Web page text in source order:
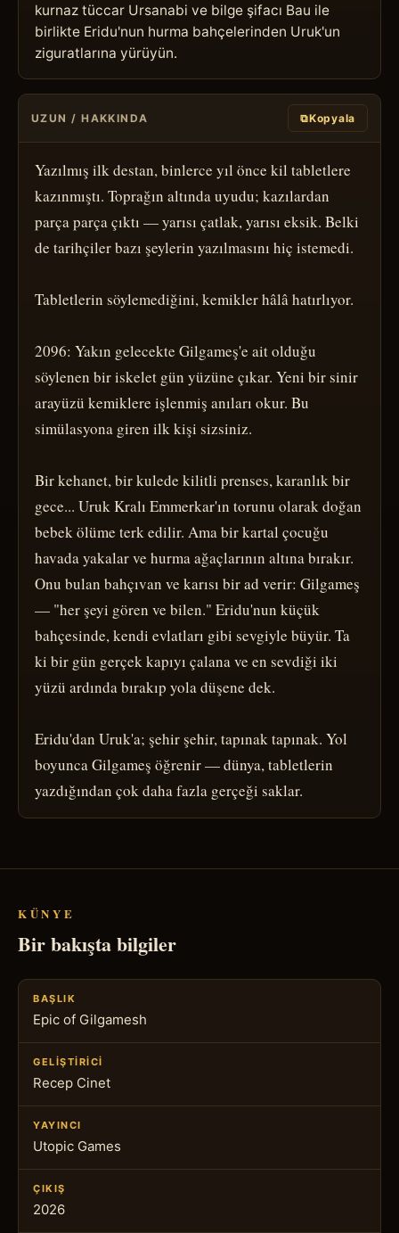
kurnaz tüccar Ursanabi ve bilge şifacı Bau ile
birlikte Eridu'nun hurma bahçelerinden Uruk'un
ziguratlarına yürüyün.
UZUN / HAKKINDA ⧉Kopyala
Yazılmış ilk destan, binlerce yıl önce kil tabletlere
kazınmıştı. Toprağın altında uyudu; kazılardan
parça parça çıktı — yarısı çatlak, yarısı eksik. Belki
de tarihçiler bazı şeylerin yazılmasını hiç istemedi.
Tabletlerin söylemediğini, kemikler hâlâ hatırlıyor.
2096: Yakın gelecekte Gilgameş'e ait olduğu
söylenen bir iskelet gün yüzüne çıkar. Yeni bir sinir
arayüzü kemiklere işlenmiş anıları okur. Bu
simülasyona giren ilk kişi sizsiniz.
Bir kehanet, bir kulede kilitli prenses, karanlık bir
gece... Uruk Kralı Emmerkar'ın torunu olarak doğan
bebek ölüme terk edilir. Ama bir kartal çocuğu
havada yakalar ve hurma ağaçlarının altına bırakır.
Onu bulan bahçıvan ve karısı bir ad verir: Gilgameş
— "her şeyi gören ve bilen." Eridu'nun küçük
bahçesinde, kendi evlatları gibi sevgiyle büyür. Ta
ki bir gün gerçek kapıyı çalana ve en sevdiği iki
yüzü ardında bırakıp yola düşene dek.
Eridu'dan Uruk'a; şehir şehir, tapınak tapınak. Yol
boyunca Gilgameş öğrenir — dünya, tabletlerin
yazdığından çok daha fazla gerçeği saklar.
KÜNYE
Bir bakışta bilgiler
BAŞLIK
Epic of Gilgamesh
GELIŞTIRICI
Recep Cinet
YAYINCI
Utopic Games
ÇIKIŞ
2026